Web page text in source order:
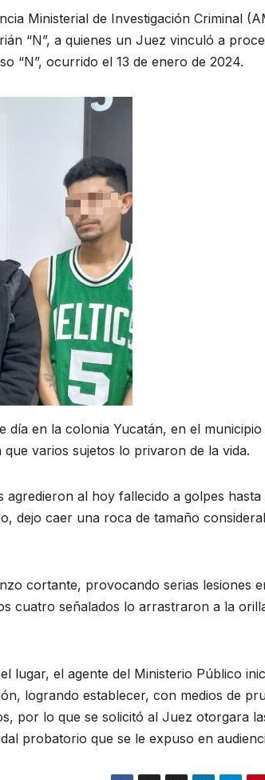
Ministerial de Investigación Criminal
“N”, a quienes un Juez vinculó a
“N”, ocurrido el 13 de enero de 2024.
en la colonia Yucatán, en el municipio
varios sujetos lo privaron de la vida.
agredieron al hoy fallecido a golpes hasta
dejo caer una roca de tamaño
cortante, provocando serias lesiones
cuatro señalados lo arrastraron a la
lugar, el agente del Ministerio Público
logrando establecer, con medios de
por lo que se solicitó al Juez otorgara
probatorio que se le expuso en